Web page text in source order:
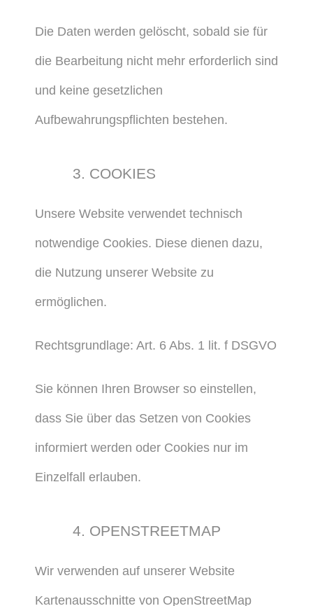
Die Daten werden gelöscht, sobald sie für
die Bearbeitung nicht mehr erforderlich sind
und keine gesetzlichen
Aufbewahrungspflichten bestehen.
3. COOKIES
Unsere Website verwendet technisch
notwendige Cookies. Diese dienen dazu,
die Nutzung unserer Website zu
ermöglichen.
Rechtsgrundlage: Art. 6 Abs. 1 lit. f DSGVO
Sie können Ihren Browser so einstellen,
dass Sie über das Setzen von Cookies
informiert werden oder Cookies nur im
Einzelfall erlauben.
4. OPENSTREETMAP
Wir verwenden auf unserer Website
Kartenausschnitte von OpenStreetMap